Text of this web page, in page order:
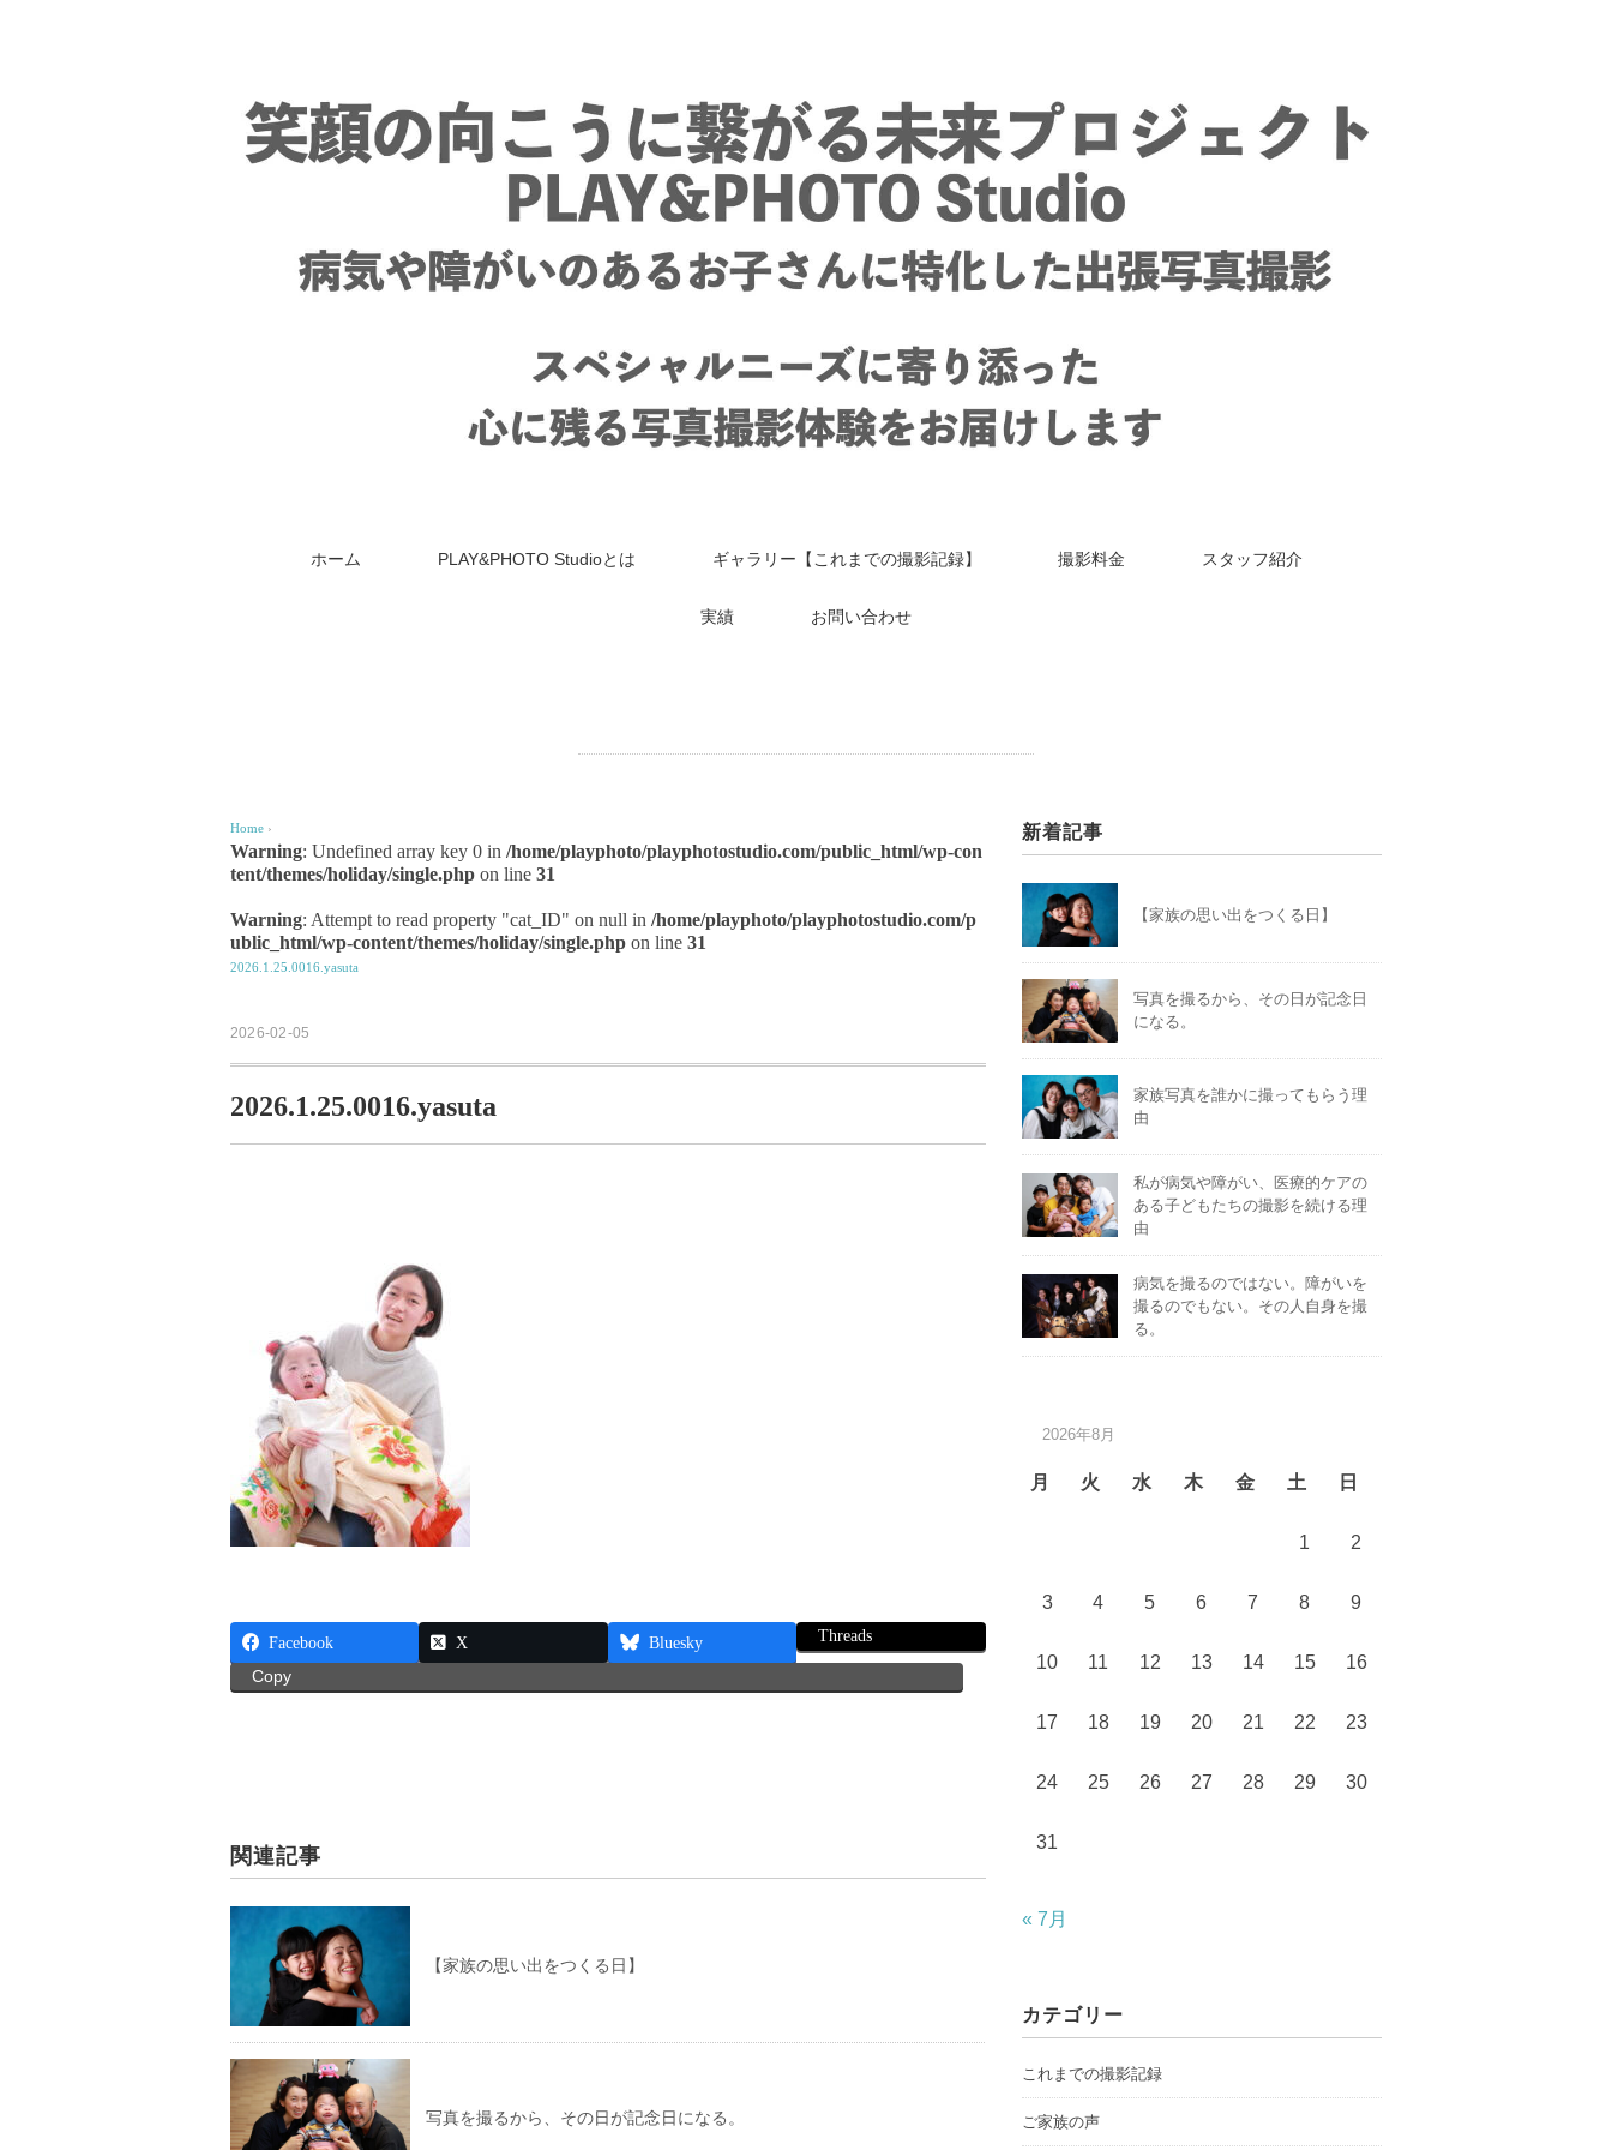
ホーム PLAY&PHOTO Studioとは ギャラリー【これまでの撮影記録】 撮影料金 スタッフ紹介
実績 お問い合わせ
Home ›
Warning: Undefined array key 0 in /home/playphoto/playphotostudio.com/public_html/wp-con
tent/themes/holiday/single.php on line 31
Warning: Attempt to read property "cat_ID" on null in /home/playphoto/playphotostudio.com/p
ublic_html/wp-content/themes/holiday/single.php on line 31
2026.1.25.0016.yasuta
2026-02-05
2026.1.25.0016.yasuta
Facebook X Bluesky Threads
Copy
関連記事
【家族の思い出をつくる日】
写真を撮るから、その日が記念日になる。
新着記事
【家族の思い出をつくる日】
写真を撮るから、その日が記念日
になる。
家族写真を誰かに撮ってもらう理
由
私が病気や障がい、医療的ケアの
ある子どもたちの撮影を続ける理
由
病気を撮るのではない。障がいを
撮るのでもない。その人自身を撮
る。
2026年8月
月 火 水 木 金 土 日
1 2
3 4 5 6 7 8 9
10 11 12 13 14 15 16
17 18 19 20 21 22 23
24 25 26 27 28 29 30
31
« 7月
カテゴリー
これまでの撮影記録
ご家族の声